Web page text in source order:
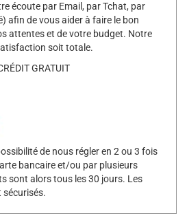
écoute par Email, par Tchat, par
afin de vous aider à faire le bon
attentes et de votre budget. Notre
soit totale.
GRATUIT
de nous régler en 2 ou 3 fois
bancaire et/ou par plusieurs
sont alors tous les 30 jours. Les
sécurisés.